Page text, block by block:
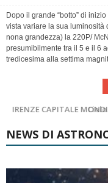
Dopo il grande “botto” di
vista variare la sua
nona grandezza) la 220P/
presumibilmente tra il 5 e il 6
tredicesima alla settima
Cielo del
SUPERNOVAE
NEWS DI